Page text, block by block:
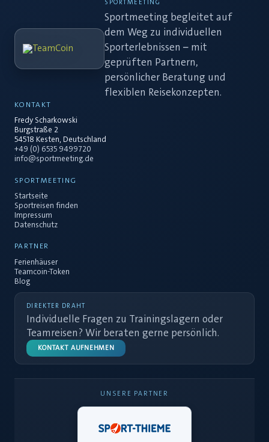
SPORTMEETING
Sportmeeting begleitet auf
dem Weg zu individuellen
Sporterlebnissen – mit
geprüften Partnern,
persönlicher Beratung und
flexiblen Reisekonzepten.
KONTAKT
Fredy Scharkowski
Burgstraße 2
54518 Kesten, Deutschland
+49 (0) 6535 9499720
info@sportmeeting.de
SPORTMEETING
Startseite
Sportreisen finden
Impressum
Datenschutz
PARTNER
Ferienhäuser
Teamcoin-Token
Blog
DIREKTER DRAHT
Individuelle Fragen zu Trainingslagern oder
Teamreisen? Wir beraten gerne persönlich.
KONTAKT AUFNEHMEN
UNSERE PARTNER